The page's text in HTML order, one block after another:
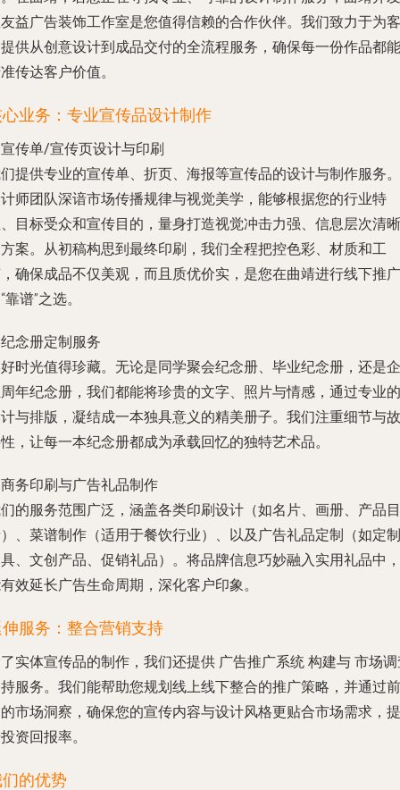
益广告装饰工作室是您值得信赖的合作伙伴。我们致力于为客
供从创意设计到成品交付的全流程服务，确保每一份作品都能
传达客户价值。
业务：专业宣传品设计制作
传单/宣传页设计与印刷
提供专业的宣传单、折页、海报等宣传品的设计与制作服务。
师团队深谙市场传播规律与视觉美学，能够根据您的行业特
目标受众和宣传目的，量身打造视觉冲击力强、信息层次清晰
案。从初稿构思到最终印刷，我们全程把控色彩、材质和工
确保成品不仅美观，而且质优价实，是您在曲靖进行线下推广
靠谱”之选。
念册定制服务
时光值得珍藏。无论是同学聚会纪念册、 毕业纪念册 ，还是企
年纪念册，我们都能将珍贵的文字、照片与情感，通过专业的
与排版，凝结成一本独具意义的精美册子。我们注重细节与故
，让每一本纪念册都成为承载回忆的独特艺术品。
务印刷与广告礼品制作
的服务范围广泛，涵盖各类印刷设计 （如名片、画册、产品目
、 菜谱制作 （适用于餐饮行业）、以及 广告礼品定制（如定制
、文创产品、促销礼品）。将品牌信息巧妙融入实用礼品中，
效延长广告生命周期，深化客户印象。
服务：整合营销支持
实体宣传品的制作，我们还提供 广告推广系统 构建与 市场
服务。我们能帮助您规划线上线下整合的推广策略，并通过前
市场洞察，确保您的宣传内容与设计风格更贴合市场需求，提
资回报率。
的优势